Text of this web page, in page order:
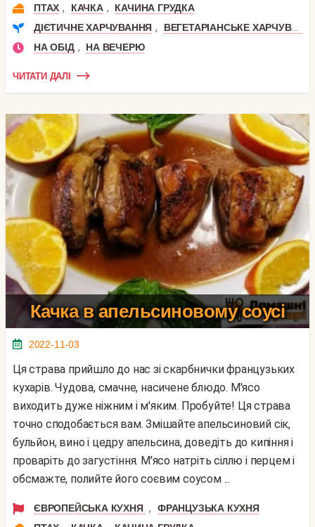
ПТАХ , КАЧКА ,
КАЧИНА ГРУДКА
ДІЄТИЧНЕ ХАРЧУВАННЯ ,
ВЕГЕТАРІАНСЬКЕ ХАРЧУВАННЯ
НА ОБІД , НА ВЕЧЕРЮ
ЧИТАТИ ДАЛІ
Качка в апельсиновому соусі
2022-11-03
Ця страва прийшло до нас зі скарбнички французьких
кухарів. Чудова, смачне, насичене блюдо. М'ясо
виходить дуже ніжним і м'яким. Пробуйте! Ця страва
точно сподобається вам. Змішайте апельсиновий сік,
бульйон, вино і цедру апельсина, доведіть до кипіння і
проваріть до загустіння. М'ясо натріть сіллю і перцем і
обсмажте, полийте його соєвим соусом ...
ЄВРОПЕЙСЬКА КУХНЯ ,
ФРАНЦУЗЬКА КУХНЯ